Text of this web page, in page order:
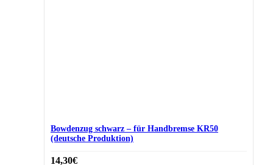
Bowdenzug schwarz – für Handbremse KR50
(deutsche Produktion)
14,30€